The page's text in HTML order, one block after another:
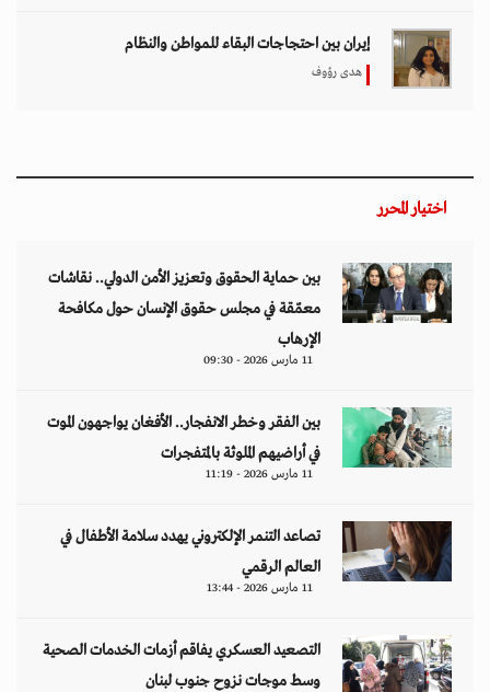
إيران بين احتجاجات البقاء للمواطن والنظام
هدى رؤوف
اختيار المحرر
بين حماية الحقوق وتعزيز الأمن الدولي.. نقاشات
معمّقة في مجلس حقوق الإنسان حول مكافحة
الإرهاب
11 مارس 2026 - 09:30
بين الفقر وخطر الانفجار.. الأفغان يواجهون الموت
في أراضيهم الملوثة بالمتفجرات
11 مارس 2026 - 11:19
تصاعد التنمر الإلكتروني يهدد سلامة الأطفال في
العالم الرقمي
11 مارس 2026 - 13:44
التصعيد العسكري يفاقم أزمات الخدمات الصحية
وسط موجات نزوح جنوب لبنان